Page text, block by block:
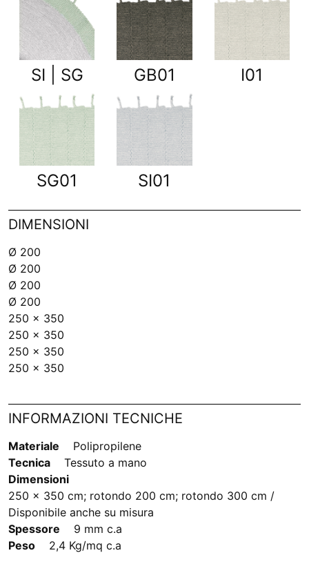
SI | SG GB01 I01
SG01 SI01
DIMENSIONI
Ø 200
Ø 200
Ø 200
Ø 200
250 x 350
250 x 350
250 x 350
250 x 350
INFORMAZIONI TECNICHE
Materiale
Polipropilene
Tecnica
Tessuto a mano
Dimensioni
250 x 350 cm; rotondo 200 cm; rotondo 300 cm /
Disponibile anche su misura
Spessore
9 mm c.a
Peso
2,4 Kg/mq c.a